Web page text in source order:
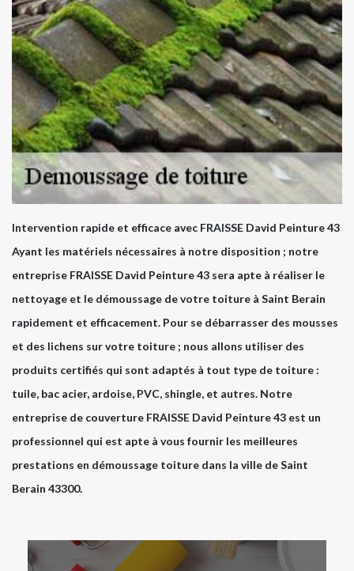
Intervention rapide et efficace avec FRAISSE David Peinture 43
Ayant les matériels nécessaires à notre disposition ; notre
entreprise FRAISSE David Peinture 43 sera apte à réaliser le
nettoyage et le démoussage de votre toiture à Saint Berain
rapidement et efficacement. Pour se débarrasser des mousses
et des lichens sur votre toiture ; nous allons utiliser des
produits certifiés qui sont adaptés à tout type de toiture :
tuile, bac acier, ardoise, PVC, shingle, et autres. Notre
entreprise de couverture FRAISSE David Peinture 43 est un
professionnel qui est apte à vous fournir les meilleures
prestations en démoussage toiture dans la ville de Saint
Berain 43300.